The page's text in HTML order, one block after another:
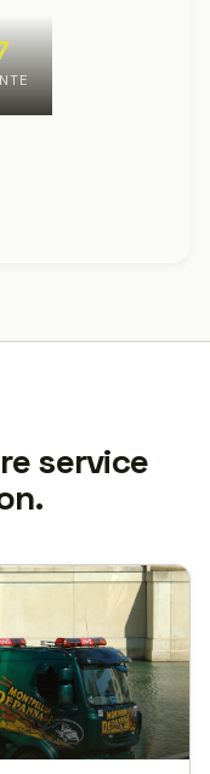
service